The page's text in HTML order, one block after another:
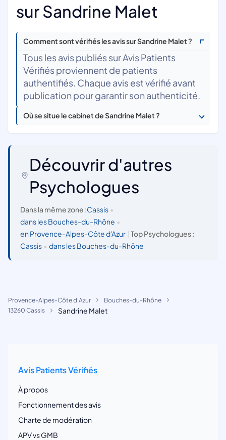
sur Sandrine Malet
Comment sont vérifiés les avis sur Sandrine Malet ?
Tous les avis publiés sur Avis Patients
Vérifiés proviennent de patients
authentifiés. Chaque avis est vérifié avant
publication pour garantir son authenticité.
Où se situe le cabinet de Sandrine Malet ?
Découvrir d'autres
Psychologues
Dans la même zone :Cassis •
dans les Bouches-du-Rhône •
en Provence-Alpes-Côte d'Azur
Top Psychologues :
Cassis • dans les Bouches-du-Rhône
Provence-Alpes-Côte d'Azur
Bouches-du-Rhône
13260 Cassis
Sandrine Malet
Avis Patients Vérifiés
À propos
Fonctionnement des avis
Charte de modération
APV vs GMB